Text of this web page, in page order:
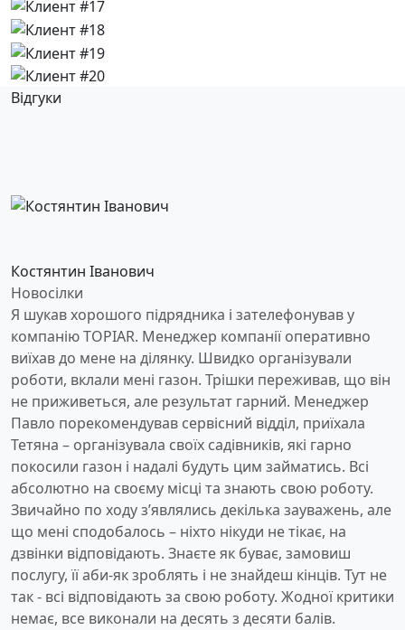
Відгуки
Костянтин Іванович
Новосілки
Я шукав хорошого підрядника і зателефонував у
компанію TOPIAR. Менеджер компанії оперативно
виїхав до мене на ділянку. Швидко організували
роботи, вклали мені газон. Трішки переживав, що він
не приживеться, але результат гарний. Менеджер
Павло порекомендував сервісний відділ, приїхала
Тетяна – організувала своїх садівників, які гарно
покосили газон і надалі будуть цим займатись. Всі
абсолютно на своєму місці та знають свою роботу.
Звичайно по ходу з’являлись декілька зауважень, але
що мені сподобалось – ніхто нікуди не тікає, на
дзвінки відповідають. Знаєте як буває, замовиш
послугу, її аби-як зроблять і не знайдеш кінців. Тут не
так - всі відповідають за свою роботу. Жодної критики
немає, все виконали на десять з десяти балів.